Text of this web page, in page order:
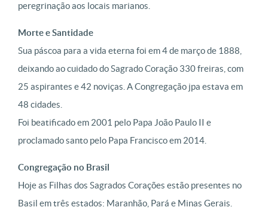
peregrinação aos locais marianos.
Morte e Santidade
Sua páscoa para a vida eterna foi em 4 de março de 1888,
deixando ao cuidado do Sagrado Coração 330 freiras, com
25 aspirantes e 42 noviças. A Congregação jpa estava em
48 cidades.
Foi beatificado em 2001 pelo Papa João Paulo II e
proclamado santo pelo Papa Francisco em 2014.
Congregação no Brasil
Hoje as Filhas dos Sagrados Corações estão presentes no
Basil em três estados: Maranhão, Pará e Minas Gerais.